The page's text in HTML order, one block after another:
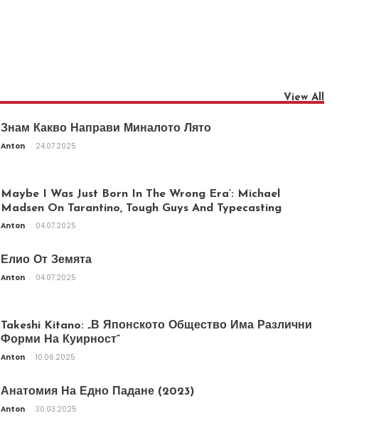
View All
Знам Какво Направи Миналото Лято
Anton 24.07.2025
Maybe I Was Just Born In The Wrong Era’: Michael
Madsen On Tarantino, Tough Guys And Typecasting
Anton 04.07.2025
Елио От Земята
Anton 04.07.2025
Takeshi Kitano: „В Японското Общество Има Различни
Форми На Куирност“
Anton 10.06.2025
Анатомия На Едно Падане (2023)
Anton 30.03.2025